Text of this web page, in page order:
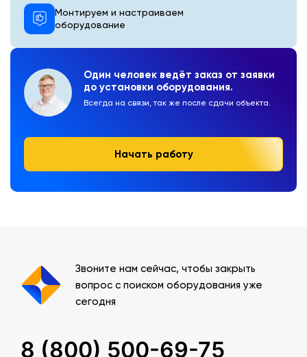
Один человек ведёт заказ от заявки
до установки оборудования.
Всегда на связи, так же после сдачи объекта.
Начать работу
Монтируем и настраиваем
оборудование
Звоните нам сейчас, чтобы закрыть
вопрос с поиском оборудования уже
сегодня
8 (800) 500-69-75